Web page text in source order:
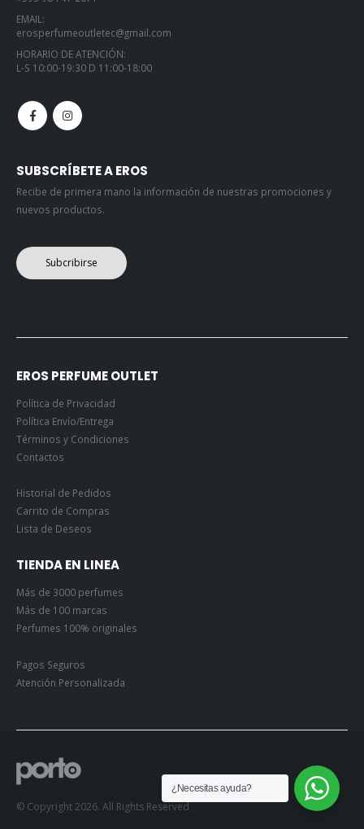
EMAIL:
erosperfumeoutletec@gmail.com
HORARIO DE ATENCIÓN:
L-S 10:00-19:30 D 11:00-18:00
SUBSCRÍBETE A EROS
Recibe de primera mano la información de nuestras promociones y
nuevos productos.
Subcribirse
EROS PERFUME OUTLET
Política de Privacidad
Política Envío/Entrega
Términos y Condiciones
Contactos
Historial de Pedidos
Carrito de Compras
Lista de Deseos
TIENDA EN LINEA
Más de 3000 perfumes
Más de 100 marcas
Perfumes 100% originales
Pagos Seguros
Atención Personalizada
© Copyright 2026. All Rights Reserved.
¿Necesitas ayuda?